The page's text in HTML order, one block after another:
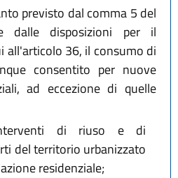
previsto dal comma 5 del
dalle disposizioni per il
all'articolo 36, il consumo di
consentito per nuove
ad eccezione di quelle
di riuso e di
del territorio urbanizzato
residenziale;